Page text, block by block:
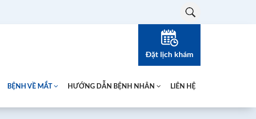
Đặt lịch khám
BỆNH VỀ MẮT HƯỚNG DẪN BỆNH NHÂN LIÊN HỆ